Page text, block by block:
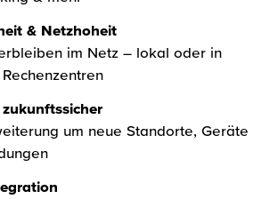
& Netzhoheit
im Netz – lokal oder in
um neue Standorte, Geräte